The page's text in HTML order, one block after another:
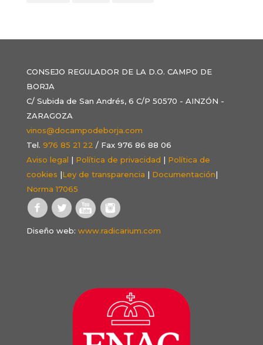
CONSEJO REGULADOR DE LA D.O. CAMPO DE
BORJA
C/ Subida de San Andrés, 6 C/P 50570 - AINZÓN -
ZARAGOZA
vinos@docampodeborja.com
Tel. 976 85 21 22 / Fax 976 86 88 06
Aviso legal | Política de privacidad | Política de
cookies |Ley de transparencia | Documentación|
Norma 17065
Diseño web: www.radicarium.com